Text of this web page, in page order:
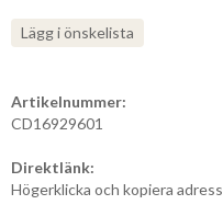
Lägg i önskelista
Artikelnummer:
CD16929601
Direktlänk:
Högerklicka och kopiera